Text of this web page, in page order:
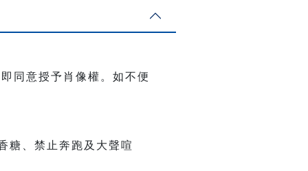
同意授予肖像權。如不便
糖、禁止奔跑及大聲喧